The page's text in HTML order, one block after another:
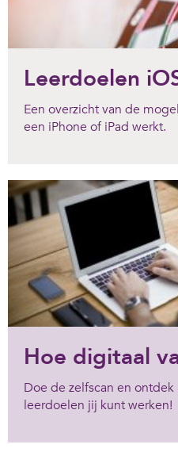
Leerdoelen
Een overzicht van de
een iPhone of iPad werkt.
Hoe digitaal
Doe de zelfscan en
leerdoelen jij kunt werken!